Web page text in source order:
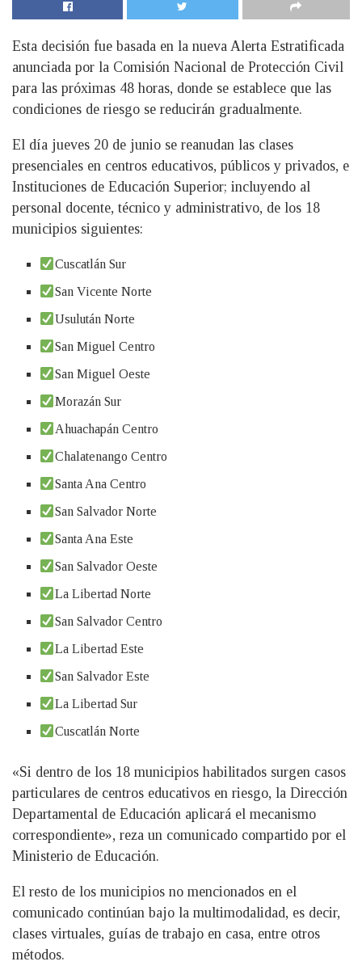
Esta decisión fue basada en la nueva Alerta Estratificada
anunciada por la Comisión Nacional de Protección Civil
para las próximas 48 horas, donde se establece que las
condiciones de riesgo se reducirán gradualmente.
El día jueves 20 de junio se reanudan las clases
presenciales en centros educativos, públicos y privados, e
Instituciones de Educación Superior; incluyendo al
personal docente, técnico y administrativo, de los 18
municipios siguientes:
Cuscatlán Sur
San Vicente Norte
Usulután Norte
San Miguel Centro
San Miguel Oeste
Morazán Sur
Ahuachapán Centro
Chalatenango Centro
Santa Ana Centro
San Salvador Norte
Santa Ana Este
San Salvador Oeste
La Libertad Norte
San Salvador Centro
La Libertad Este
San Salvador Este
La Libertad Sur
Cuscatlán Norte
«Si dentro de los 18 municipios habilitados surgen casos
particulares de centros educativos en riesgo, la Dirección
Departamental de Educación aplicará el mecanismo
correspondiente», reza un comunicado compartido por el
Ministerio de Educación.
El resto de los municipios no mencionados en el
comunicado continúan bajo la multimodalidad, es decir,
clases virtuales, guías de trabajo en casa, entre otros
métodos.